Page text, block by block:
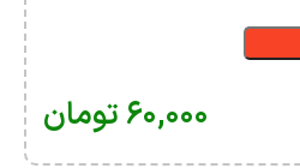
۶۰,۰۰۰ تومان